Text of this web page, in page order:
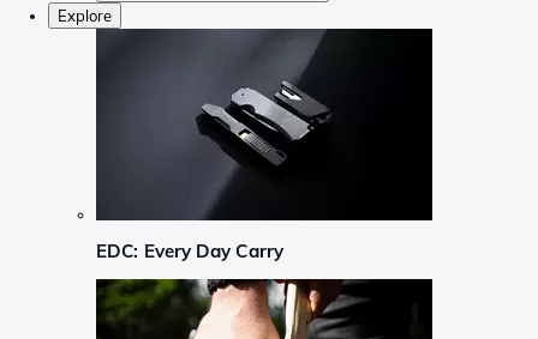
Explore
EDC: Every Day Carry